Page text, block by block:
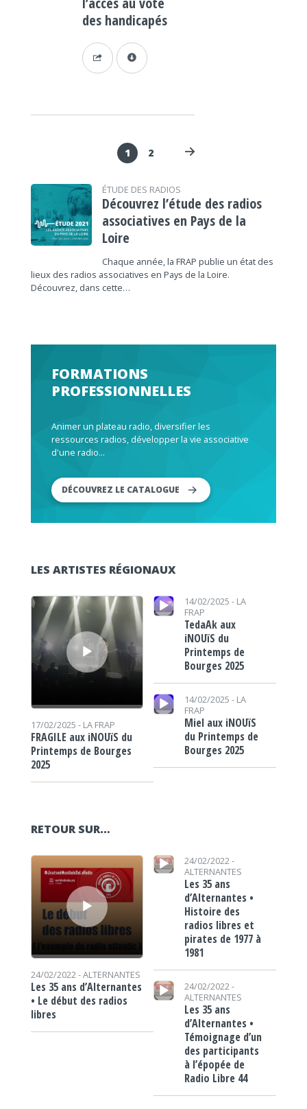
des handicapés
1 2
ÉTUDE DES RADIOS
Découvrez l’étude des radios
associatives en Pays de la
Loire
Chaque année, la FRAP publie un état des
lieux des radios associatives en Pays de la Loire.
Découvrez, dans cette…
FORMATIONS
PROFESSIONNELLES
Animer un plateau radio, diversifier les
ressources radios, développer la vie associative
d'une radio...
DÉCOUVREZ LE CATALOGUE
LES ARTISTES RÉGIONAUX
Lecteur audio
17/02/2025 - LA FRAP
FRAGILE aux iNOUïS du
Printemps de Bourges
2025
Lecteur audio 14/02/2025 - LA
FRAP
TedaAk aux
iNOUïS du
Printemps de
Bourges 2025
Lecteur audio
14/02/2025 - LA
FRAP
Miel aux iNOUïS
du Printemps de
Bourges 2025
RETOUR SUR…
Lecteur audio
24/02/2022 -ALTERNANTES
Les 35 ans d’Alternantes
• Le début des radios
libres
Lecteur audio
24/02/2022 -
ALTERNANTES
Les 35 ans
d’Alternantes •
Histoire des
radios libres et
pirates de 1977 à
1981
Lecteur audio
24/02/2022 -
ALTERNANTES
Les 35 ans
d’Alternantes •
Témoignage d’un
des participants
à l’épopée de
Radio Libre 44